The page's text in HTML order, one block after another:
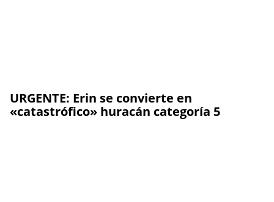
URGENTE: Erin se convierte en
«catastrófico» huracán categoría 5